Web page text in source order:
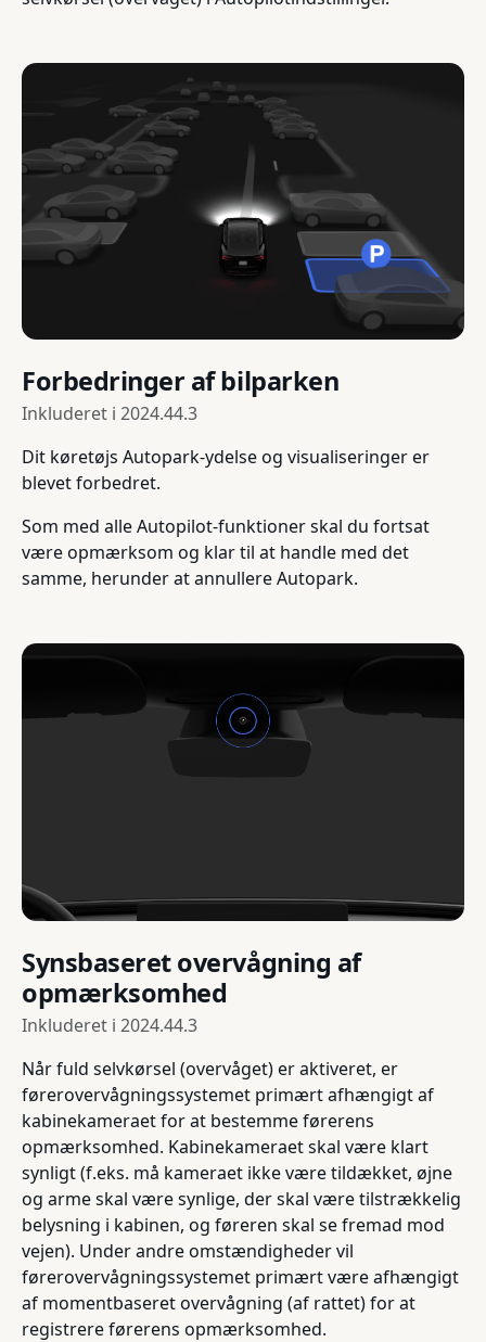
Forbedringer af bilparken
Inkluderet i 2024.44.3
Dit køretøjs Autopark-ydelse og visualiseringer er
blevet forbedret.
Som med alle Autopilot-funktioner skal du fortsat
være opmærksom og klar til at handle med det
samme, herunder at annullere Autopark.
Synsbaseret overvågning af
opmærksomhed
Inkluderet i 2024.44.3
Når fuld selvkørsel (overvåget) er aktiveret, er
førerovervågningssystemet primært afhængigt af
kabinekameraet for at bestemme førerens
opmærksomhed. Kabinekameraet skal være klart
synligt (f.eks. må kameraet ikke være tildækket, øjne
og arme skal være synlige, der skal være tilstrækkelig
belysning i kabinen, og føreren skal se fremad mod
vejen). Under andre omstændigheder vil
førerovervågningssystemet primært være afhængigt
af momentbaseret overvågning (af rattet) for at
registrere førerens opmærksomhed.